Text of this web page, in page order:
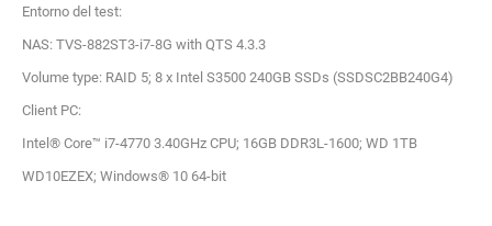
Entorno del test:
NAS: TVS-882ST3-i7-8G with QTS 4.3.3
Volume type: RAID 5; 8 x Intel S3500 240GB SSDs (SSDSC2BB240G4)
Client PC:
Intel® Core™ i7-4770 3.40GHz CPU; 16GB DDR3L-1600; WD 1TB
WD10EZEX; Windows® 10 64-bit